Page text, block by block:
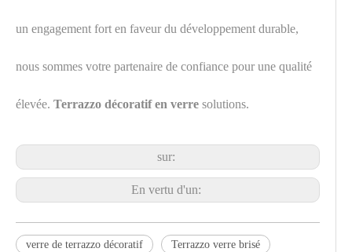
un engagement fort en faveur du développement durable,
nous sommes votre partenaire de confiance pour une qualité
élevée. Terrazzo décoratif en verre solutions.
sur:
En vertu d'un:
verre de terrazzo décoratif Terrazzo verre brisé